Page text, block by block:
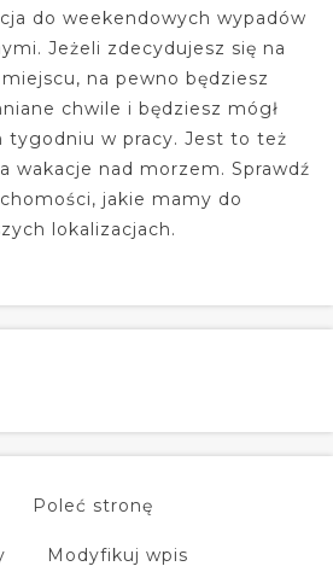
do weekendowych wypadów
Jeżeli zdecydujesz się na
na pewno będziesz
chwile i będziesz mógł
tygodniu w pracy. Jest to też
wakacje nad morzem. Sprawdź
jakie mamy do
lokalizacjach.
Poleć stronę
Modyfikuj wpis